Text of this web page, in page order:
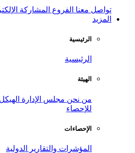
تواصل معنا الفروع المشاركة
المزيد
الرئيسية
الرئيسية
الهيئة
من نحن مجلس الإدارة
للإحصاء
الإحصاءات
المؤشرات والتقارير الدولية